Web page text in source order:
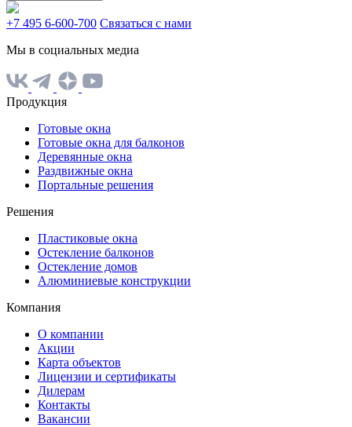
+7 495 6-600-700 Связаться с нами
Мы в социальных медиа
Продукция
Готовые окна
Готовые окна для балконов
Деревянные окна
Раздвижные окна
Портальные решения
Решения
Пластиковые окна
Остекление балконов
Остекление домов
Алюминиевые конструкции
Компания
О компании
Акции
Карта объектов
Лицензии и сертификаты
Дилерам
Контакты
Вакансии